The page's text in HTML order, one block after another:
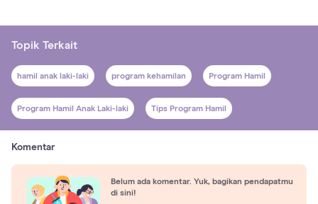
Topik Terkait
hamil anak laki-laki program kehamilan Program Hamil
Program Hamil Anak Laki-laki Tips Program Hamil
Komentar
Belum ada komentar. Yuk, bagikan pendapatmu
di sini!